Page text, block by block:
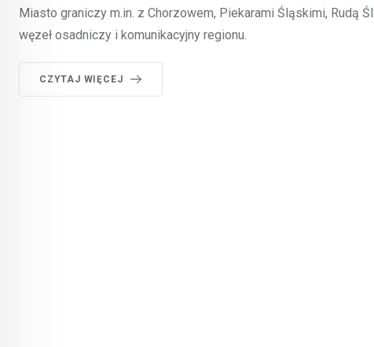
Miasto graniczy m.in. z Chorzowem, Piekarami Śląskimi, Rudą
węzeł osadniczy i komunikacyjny regionu.
CZYTAJ WIĘCEJ